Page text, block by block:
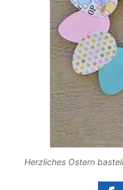
Herzliches Ostern